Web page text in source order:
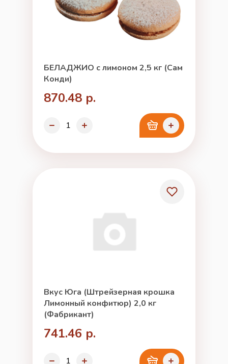
БЕЛАДЖИО с лимоном 2,5 кг (Сам
Конди)
870.48 р.
Вкус Юга (Штрейзерная крошка
Лимонный конфитюр) 2,0 кг
(Фабрикант)
741.46 р.